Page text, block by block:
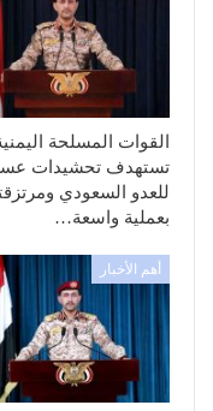
القوات المسلحة
تستهدف تحشيدات
للعدو السعودي
بعملية واسعة…
أهم الأخبار